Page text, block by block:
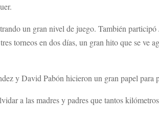
un gran nivel de juego. También
torneos en dos días, un gran hito que se ve
y David Pabón hicieron un gran papel para
a las madres y padres que tantos